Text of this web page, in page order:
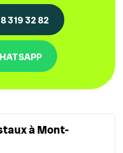
319 32 82
à Mont-